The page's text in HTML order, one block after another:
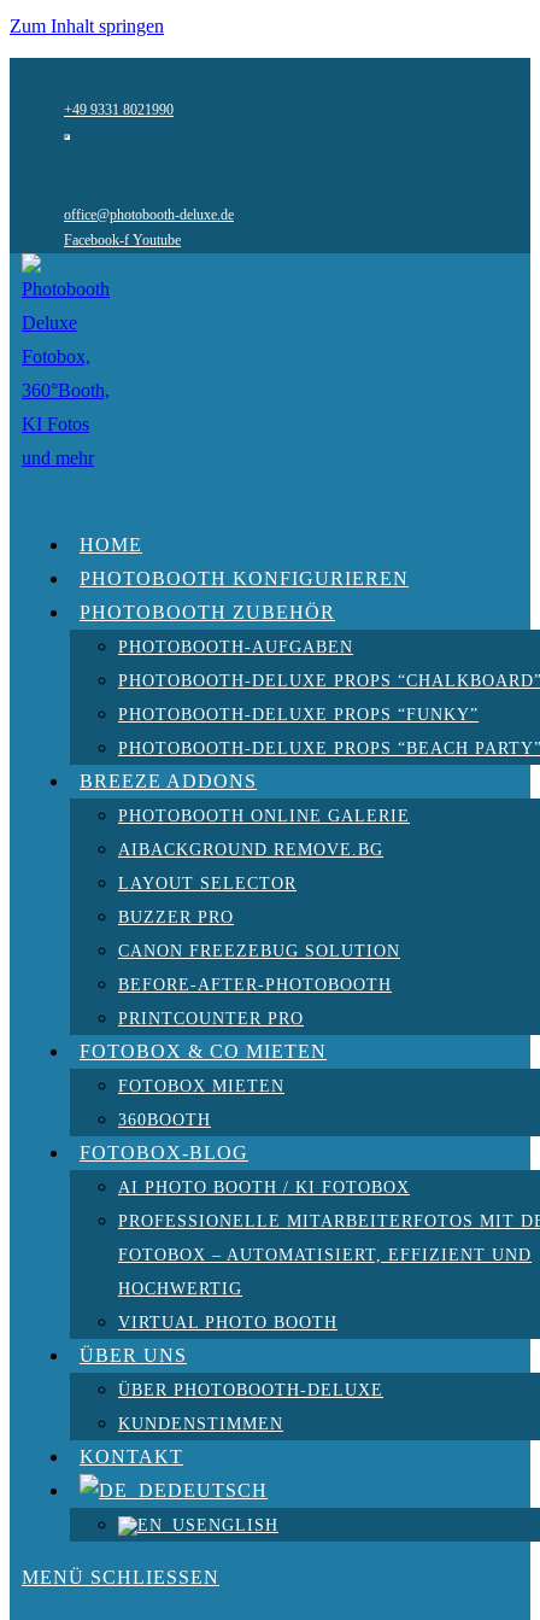
Zum Inhalt springen
+49 9331 8021990
office@photobooth-deluxe.de
Facebook-f Youtube
HOME
PHOTOBOOTH KONFIGURIEREN
PHOTOBOOTH ZUBEHÖR
PHOTOBOOTH-AUFGABEN
PHOTOBOOTH-DELUXE PROPS
PHOTOBOOTH-DELUXE PROPS “FUNKY”
PHOTOBOOTH-DELUXE PROPS “BEACH
BREEZE ADDONS
PHOTOBOOTH ONLINE GALERIE
AIBACKGROUND REMOVE.BG
LAYOUT SELECTOR
BUZZER PRO
CANON FREEZEBUG SOLUTION
BEFORE-AFTER-PHOTOBOOTH
PRINTCOUNTER PRO
FOTOBOX & CO MIETEN
FOTOBOX MIETEN
360BOOTH
FOTOBOX-BLOG
AI PHOTO BOOTH / KI FOTOBOX
PROFESSIONELLE MITARBEITERFOTOS MIT
FOTOBOX – AUTOMATISIERT, EFFIZIENT UND
HOCHWERTIG
VIRTUAL PHOTO BOOTH
ÜBER UNS
ÜBER PHOTOBOOTH-DELUXE
KUNDENSTIMMEN
KONTAKT
DEUTSCH
ENGLISH
MENÜ SCHLIESSEN